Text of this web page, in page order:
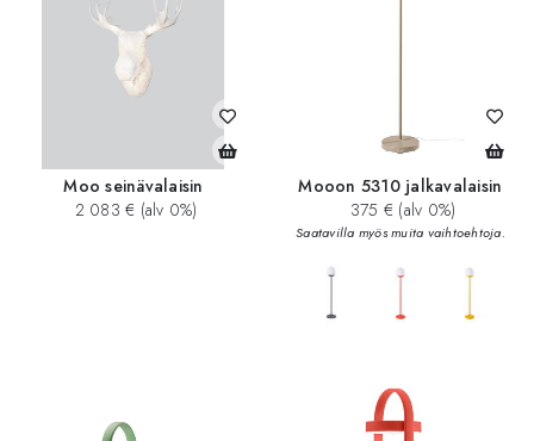
Moo seinävalaisin
2 083 € (alv 0%)
Mooon 5310 jalkavalaisin
375 € (alv 0%)
Saatavilla myös muita vaihtoehtoja.